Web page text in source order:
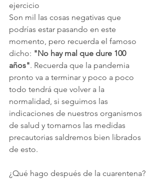
ejercicio
Son mil las cosas negativas que
podrías estar pasando en este
momento, pero recuerda el famoso
dicho: "No hay mal que dure 100
años". Recuerda que la pandemia
pronto va a terminar y poco a poco
todo tendrá que volver a la
normalidad, si seguimos las
indicaciones de nuestros organismos
de salud y tomamos las medidas
precautorias saldremos bien librados
de esto.
¿Qué hago después de la cuarentena?